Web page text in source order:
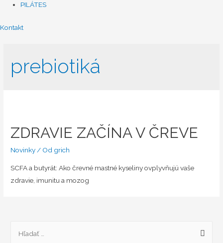
PILÁTES
Kontakt
prebiotiká
ZDRAVIE ZAČÍNA V ČREVE
Novinky / Od grich
SCFA a butyrát: Ako črevné mastné kyseliny ovplyvňujú vaše
zdravie, imunitu a mozog